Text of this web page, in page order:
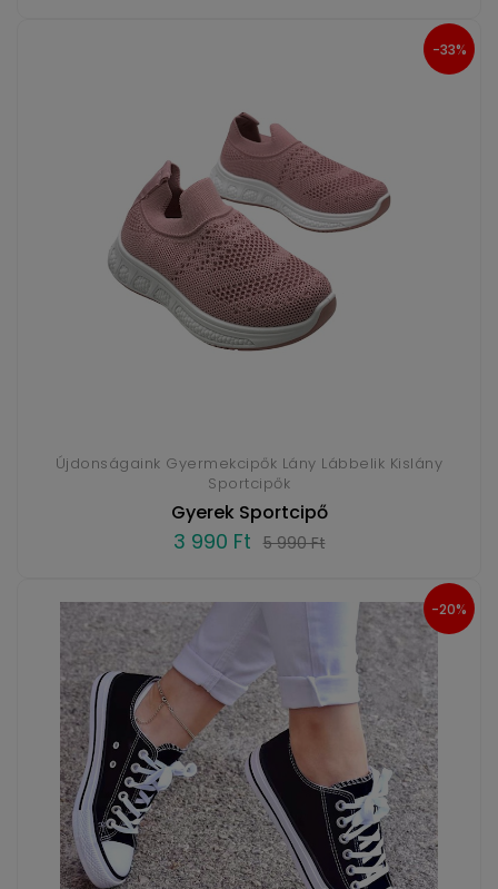
-33%
Újdonságaink Gyermekcipők Lány Lábbelik Kislány
Sportcipők
Gyerek Sportcipő
3 990 Ft 5 990 Ft
-20%